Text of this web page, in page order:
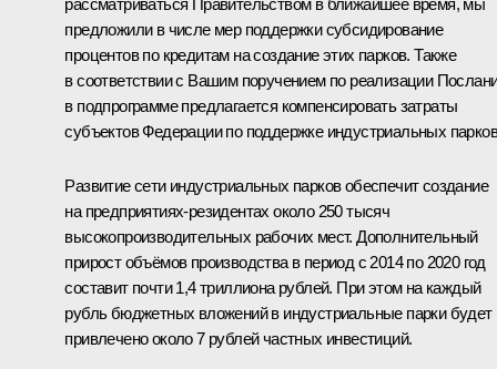
предложили в числе мер поддержки субсидирование
процентов по кредитам на создание этих парков. Также
в соответствии с Вашим поручением по реализации
в подпрограмме предлагается компенсировать затраты
субъектов Федерации по поддержке индустриальных
Развитие сети индустриальных парков обеспечит создание
на предприятиях-резидентах около 250 тысяч
высокопроизводительных рабочих мест. Дополнительный
прирост объёмов производства в период с 2014 по 2020 год
составит почти 1,4 триллиона рублей. При этом на каждый
рубль бюджетных вложений в индустриальные парки будет
привлечено около 7 рублей частных инвестиций.